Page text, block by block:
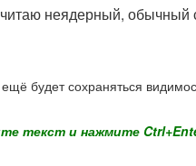
неядерный,
будет сохраняться
текст и нажмите